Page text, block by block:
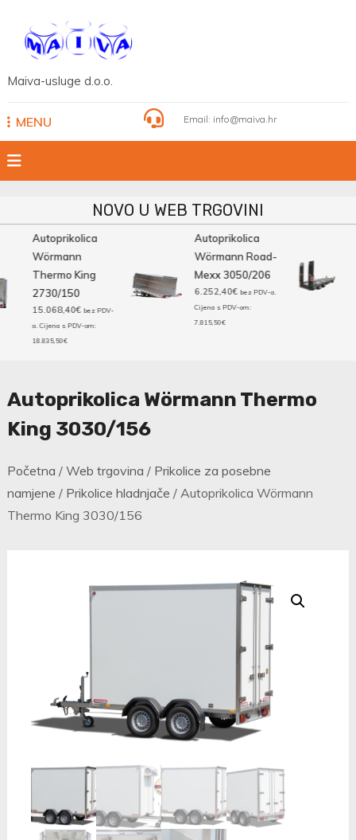
content
Maiva-usluge d.o.o.
MENU Email: info@maiva.hr
NOVO U WEB TRGOVINI
Autoprikolica
Wörmann
Thermo King
2730/150
15.068,40€ bez PDV-
a. Cijena s PDV-om:
18.835,50€
Autoprikolica
Wörmann Road-
Mexx 3050/206
6.252,40€ bez PDV-a.
Cijena s PDV-om:
7.815,50€
Autoprikolica Wörmann Thermo
King 3030/156
Početna / Web trgovina / Prikolice za posebne
namjene / Prikolice hladnjače / Autoprikolica Wörmann
Thermo King 3030/156